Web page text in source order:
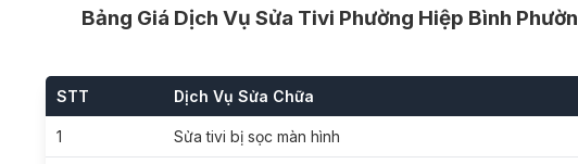
Bảng Giá Dịch Vụ Sửa Tivi Phường Hiệp Bình
STT Dịch Vụ Sửa Chữa
1 Sửa tivi bị sọc màn hình